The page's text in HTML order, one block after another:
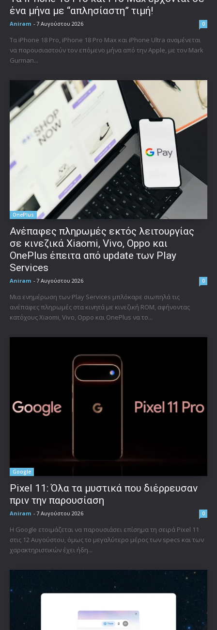
ένα μήνα με “απλησίαστη” τιμή!
Aniram - 7 Αυγούστου 2026 0
Τα iPhone 18 Pro, iPhone 18 Pro Max και iPhone Ultra αναμένεται
να παρουσιαστούν τον επόμενο μήνα από την Apple, με τον Mark
Gurman...
OnePlus
Ανέπαφες πληρωμές εκτός λειτουργίας
σε κινεζικά Xiaomi, Vivo, Oppo και
OnePlus έπειτα από update των Play
Services
Aniram - 7 Αυγούστου 2026 0
Μια ενημέρωση των Play Services μπλόκαρε σιωπηλά τις
ανέπαφες πληρωμές στα κινητά με κινεζική ROM, αφήνοντας
κατόχους Xiaomi, Vivo, Oppo και OnePlus να το...
Google
Pixel 11: Όλα τα μυστικά που διέρρευσαν
πριν την παρουσίαση
Aniram - 7 Αυγούστου 2026 0
Η Google ετοιμάζεται να παρουσιάσει επίσημα τη σειρά Pixel 11
στις 12 Αυγούστου, όμως το μεγαλύτερο μέρος των specs και των
χαρακτηριστικών έχει ήδη...